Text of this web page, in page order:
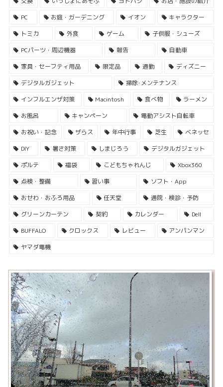
PC
お庭・ガーデニング イオン
キャラクター
トミカ
外食 ゲーム
子供服・シューズ
PCパーツ・周辺機器
報告
自動車
家具・セーフティ用品
限定品 通勤
ディズニー
デジタルガジェット
掃除･メンテナンス
インフルエンザ対策
Macintosh 食べ物
ラーメン
お風呂
キャンペーン
電動アシスト自転車
お祝い・記念
ザらス 年中行事 芝生
ベネッセ
DIY
暑さ対策 しまじろう
デジタルガジェット
ポルテ
福袋 こどもちゃれんじ
Xbox360
点検・整備
習い事
ソフト・App
おせわ・おふろ用品
任天堂
通院・検診・予防
グリーンカーテン
契約 カレンダー
Dell
BUFFALO
クロックス レビュー
アンパンマン
ヤマダ電機